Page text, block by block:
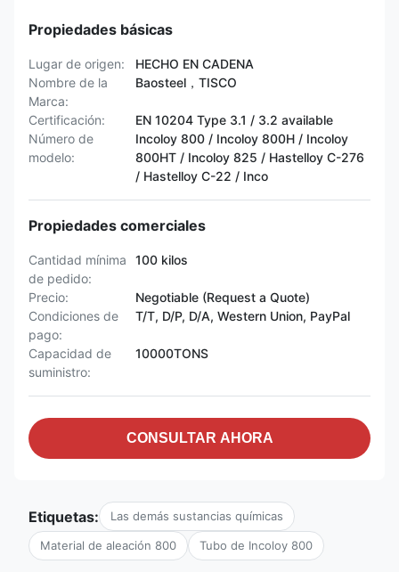
Propiedades básicas
Lugar de origen:
HECHO EN CADENA
Nombre de la
Marca:
Baosteel，TISCO
Certificación:
EN 10204 Type 3.1 / 3.2 available
Número de
modelo:
Incoloy 800 / Incoloy 800H / Incoloy
800HT / ​​Incoloy 825 / Hastelloy C-276
/ Hastelloy C-22 / Inco
Propiedades comerciales
Cantidad mínima
de pedido:
100 kilos
Precio:
Negotiable (Request a Quote)
Condiciones de
pago:
T/T, D/P, D/A, Western Union, PayPal
Capacidad de
suministro:
10000TONS
CONSULTAR AHORA
Etiquetas: Las demás sustancias químicas
Material de aleación 800 Tubo de Incoloy 800